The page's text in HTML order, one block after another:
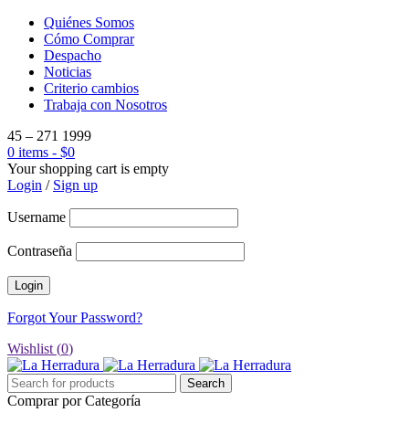
Quiénes Somos
Cómo Comprar
Despacho
Noticias
Criterio cambios
Trabaja con Nosotros
45 – 271 1999
0 items - $0
Your shopping cart is empty
Login / Sign up
Username
Contraseña
Forgot Your Password?
Wishlist (0)
Comprar por Categoría